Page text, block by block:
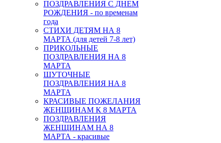
ПОЗДРАВЛЕНИЯ С ДНЕМ
РОЖДЕНИЯ - по временам
года
СТИХИ ДЕТЯМ НА 8
МАРТА (для детей 7-8 лет)
ПРИКОЛЬНЫЕ
ПОЗДРАВЛЕНИЯ НА 8
МАРТА
ШУТОЧНЫЕ
ПОЗДРАВЛЕНИЯ НА 8
МАРТА
КРАСИВЫЕ ПОЖЕЛАНИЯ
ЖЕНЩИНАМ К 8 МАРТА
ПОЗДРАВЛЕНИЯ
ЖЕНЩИНАМ НА 8
МАРТА - красивые